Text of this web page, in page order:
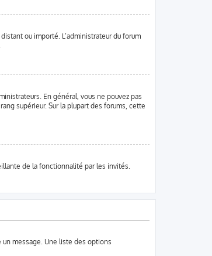
ou importé. L’administrateur du forum
En général, vous ne pouvez pas
supérieur. Sur la plupart des forums, cette
de la fonctionnalité par les invités.
un message. Une liste des options